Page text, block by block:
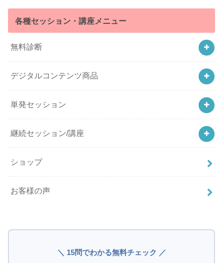
各種セッション・講座メニュー
無料診断
デジタルコンテンツ商品
単発セッション
継続セッション/講座
ショップ
お客様の声
＼ 15問でわかる無料チェック ／